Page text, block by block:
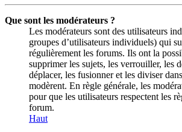
Que sont les modérateurs ?
Les modérateurs sont des utilisateurs
groupes d’utilisateurs individuels) qui
régulièrement les forums. Ils ont la
supprimer les sujets, les verrouiller, les
déplacer, les fusionner et les diviser
modèrent. En règle générale, les
pour que les utilisateurs respectent les
forum.
Haut